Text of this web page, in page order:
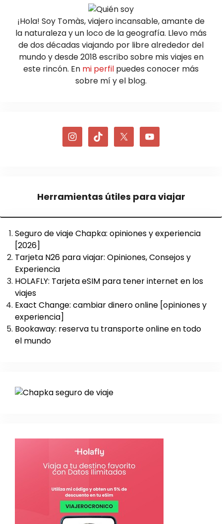
¡Hola! Soy Tomàs, viajero incansable, amante de
la naturaleza y un loco de la geografía. Llevo más
de dos décadas viajando por libre alrededor del
mundo y desde 2018 escribo sobre mis viajes en
este rincón. En mi perfil puedes conocer más
sobre mí y el blog.
Herramientas útiles para viajar
Seguro de viaje Chapka: opiniones y experiencia
[2026]
Tarjeta N26 para viajar: Opiniones, Consejos y
Experiencia
HOLAFLY: Tarjeta eSIM para tener internet en los
viajes
Exact Change: cambiar dinero online [opiniones y
experiencia]
Bookaway: reserva tu transporte online en todo
el mundo